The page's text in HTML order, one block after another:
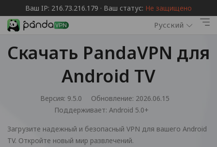
Ваш IP: 216.73.216.179 · Ваш статус: Не защищено
Русский
Скачать PandaVPN для
Android TV
Версия: 9.5.0
Обновление: 2026.06.15
Поддерживает: Android 5.0+
Загрузите надежный и безопасный VPN для вашего Android
TV. Откройте новый мир развлечений.